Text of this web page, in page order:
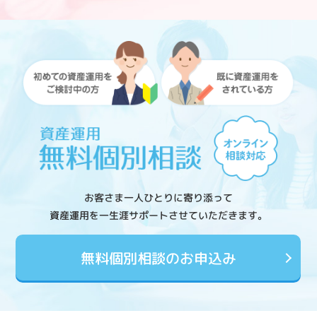
お客さま一人ひとりに寄り添って
資産運用を一生涯サポートさせていただきます。
無料個別相談のお申込み